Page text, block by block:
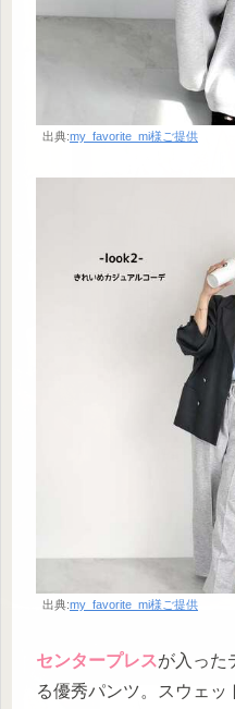
出典:my_favorite_mi様ご提供
出典:my_favorite_mi様ご提供
センタープレスが入った
る優秀パンツ。スウェッ